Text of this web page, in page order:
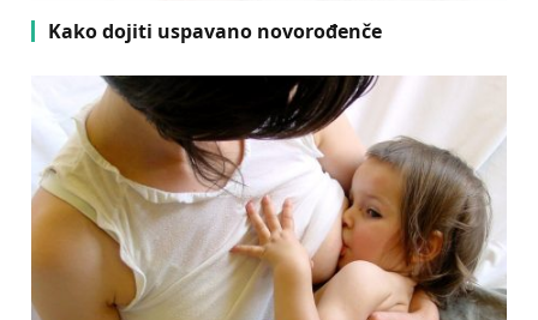
Kako dojiti uspavano novorođenče